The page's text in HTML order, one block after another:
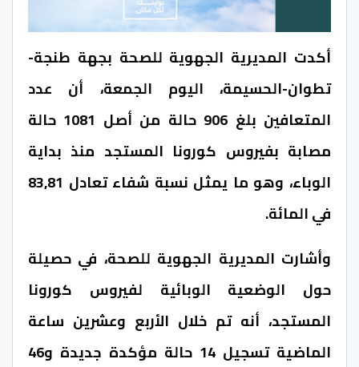
أكدت المديرية الجهوية للصحة بجهة طنجة-
تطوان-الحسيمة، اليوم الجمعة، أن عدد
المتعافين بلغ 906 حالة من أصل 1081 حالة
مصابة بفيروس كورونا المستجد منذ بداية
الوباء، وهو ما يمثل نسبة شفاء تعادل 83,81
في المائة.
وأشارت المديرية الجهوية للصحة، في حصيلة
حول الوضعية الوبائية لفيروس كورونا
المستجد، أنه تم خلال الأربع وعشرين ساعة
الماضية تسجيل 14 حالة مؤكدة جديدة و46